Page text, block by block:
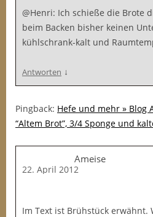
@Henri: Ich schieße die Brote
beim Backen bisher keinen
kühlschrank-kalt und
Antworten ↓
Pingback: Hefe und mehr » Blog
“Altem Brot”, 3/4 Sponge und
Ameise
22. April 2012
Im Text ist Brühstück erwähnt.